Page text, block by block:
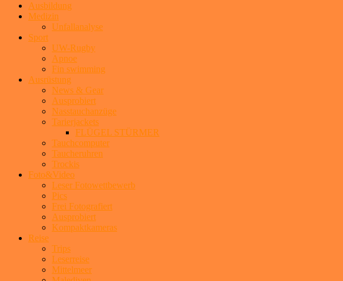
Ausbildung
Medizin
Unfallanalyse
Sport
UW-Rugby
Apnoe
Fin swimming
Ausrüstung
News & Gear
Ausprobiert
Nasstauchanzüge
Tarierjackets
FLÜGEL STÜRMER
Tauchcomputer
Taucheruhren
Trockis
Foto&Video
Leser Fotowettbewerb
Pics
Frei Fotografiert
Ausprobiert
Kompaktkameras
Reise
Trips
Leserreise
Mittelmeer